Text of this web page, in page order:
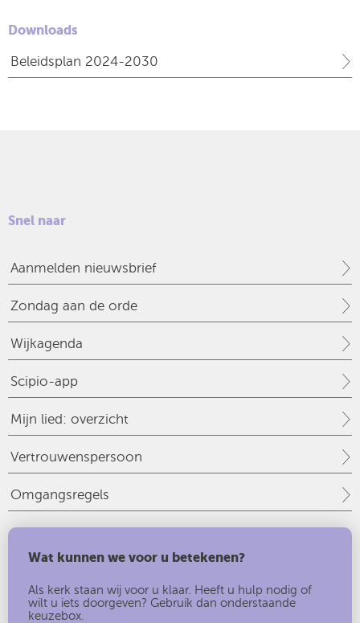
Downloads
Beleidsplan 2024-2030
Snel naar
Aanmelden nieuwsbrief
Zondag aan de orde
Wijkagenda
Scipio-app
Mijn lied: overzicht
Vertrouwenspersoon
Omgangsregels
Wat kunnen we voor u betekenen?
Als kerk staan wij voor u klaar. Heeft u hulp nodig of
wilt u iets doorgeven? Gebruik dan onderstaande
keuzebox.